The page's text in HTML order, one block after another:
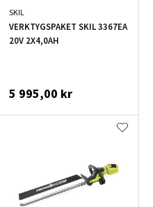
SKIL
VERKTYGSPAKET SKIL 3367EA
20V 2X4,0AH
5 995,00 kr